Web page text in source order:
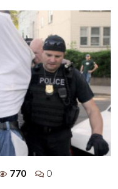
770 0